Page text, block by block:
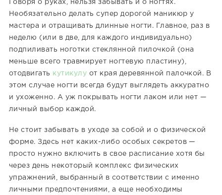
Говоря о руках, нельзя забывать и о ногтях.
Необязательно делать супер дорогой маникюр у
мастера и отращивать длинные ногти. Главное, раз в
неделю (или в две, для каждого индивидуально)
подпиливать ноготки стеклянной пилочкой (она
меньше всего травмирует ногтевую пластину),
отодвигать кутикулу от края деревянной палочкой. В
этом случае ногти всегда будут выглядеть аккуратно
и ухоженно. А уж покрывать ногти лаком или нет —
личный выбор каждой.
Не стоит забывать в уходе за собой и о физической
форме. Здесь нет каких-либо особых секретов —
просто нужно включить в свое расписание хотя бы
через день некоторый комплекс физических
упражнений, выбранный в соответствии с именно
личными предпочтениями, а еще необходимы